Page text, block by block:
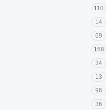
110
14
69
168
34
13
96
36